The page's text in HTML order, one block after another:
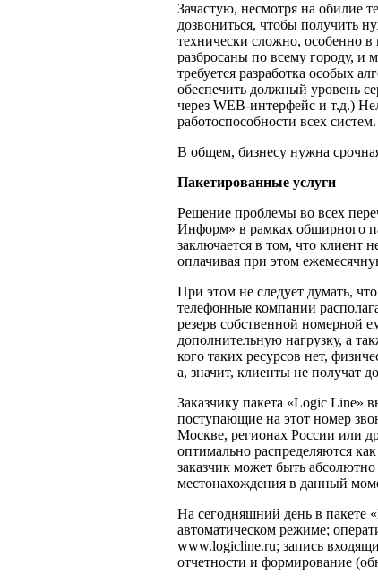
Зачастую, несмотря на обилие
дозвониться, чтобы получить
технически сложно, особенно в
разбросаны по всему городу, и
требуется разработка особых
обеспечить должный уровень
через WEB-интерфейс и т.д.)
работоспособности всех
В общем, бизнесу нужна
Пакетированные услуги
Решение проблемы во всех
Информ» в рамках обширного
заключается в том, что клиент
оплачивая при этом
При этом не следует думать,
телефонные компании
резерв собственной номерной
дополнительную нагрузку, а
кого таких ресурсов нет,
а, значит, клиенты не получат
Заказчику пакета «Logic Line»
поступающие на этот номер
Москве, регионах России или
оптимально распределяются
заказчик может быть
местонахождения в данный
На сегодняшний день в пакете
автоматическом режиме;
www.logicline.ru; запись
отчетности и формирование